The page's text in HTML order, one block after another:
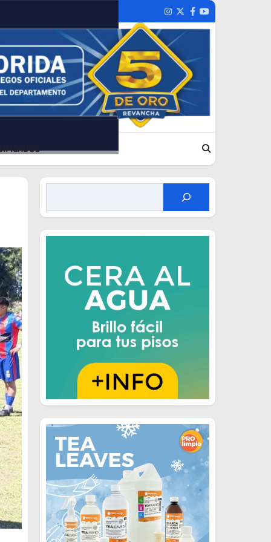
Instagram
TwitterFacebook
Youtube